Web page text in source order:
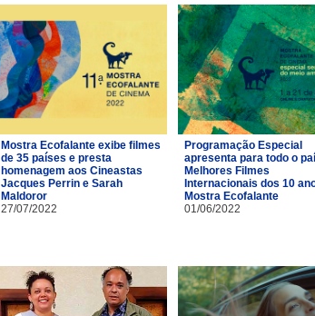
Mostra Ecofalante exibe filmes
de 35 países e presta
homenagem aos Cineastas
Jacques Perrin e Sarah
Maldoror
27/07/2022
Programação Especial
apresenta para todo o
Melhores Filmes
Internacionais dos 10
Mostra Ecofalante
01/06/2022